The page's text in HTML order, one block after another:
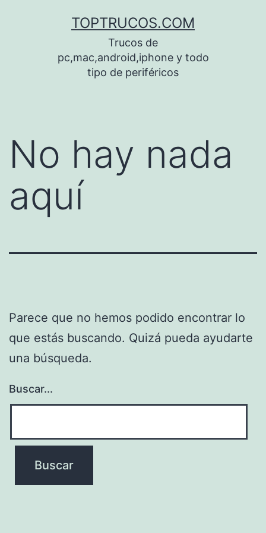
TOPTRUCOS.COM
Trucos de
pc,mac,android,iphone y todo
tipo de periféricos
No hay nada
aquí
Parece que no hemos podido encontrar lo
que estás buscando. Quizá pueda ayudarte
una búsqueda.
Buscar...